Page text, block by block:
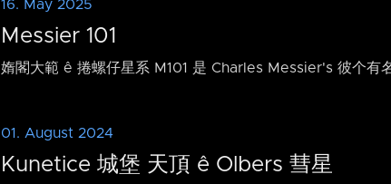
16. May 2025
Messier 101
媠閣大範 ê 捲螺仔星系 M101 是 Charles Messier's 彼个有
01. August 2024
Kunetice 城堡 天頂 ê Olbers 彗星